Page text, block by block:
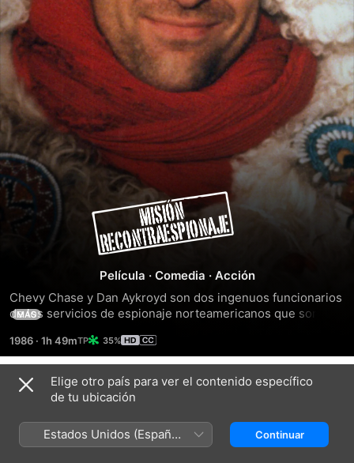
Spies
like
Us
Película · Comedia · Acción
Chevy Chase y Dan Aykroyd son dos ingenuos funcionarios
de los servicios de espionaje norteamericanos que son
mientras los americanos tratan de llevar a cabo una astuta
operación.
MÁS
1986 · 1h 49m 35%
Tráilers
Elige otro país para ver el contenido específico
de tu ubicación
Estados Unidos (Español
México)
Continuar